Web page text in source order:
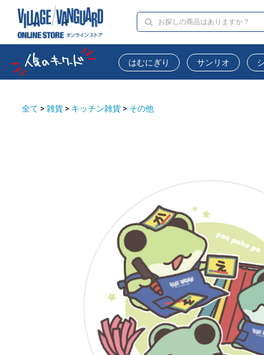
はむにぎり サンリオ
全て > 雑貨 > キッチン雑貨 > その他